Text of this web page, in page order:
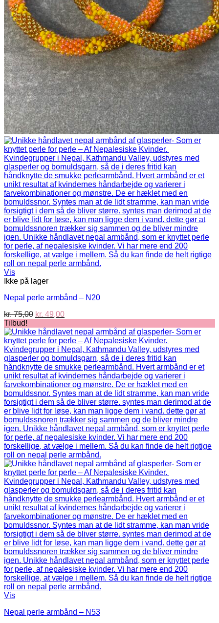
Vis
Ikke på lager
Nepal perle armbånd – N20
kr.75,00 Den
pris
var:
kr. 75,00.
kr. 49,00Den
pris
er:
kr. 49,00.
Tilbud!
Vis
Nepal perle armbånd – N53